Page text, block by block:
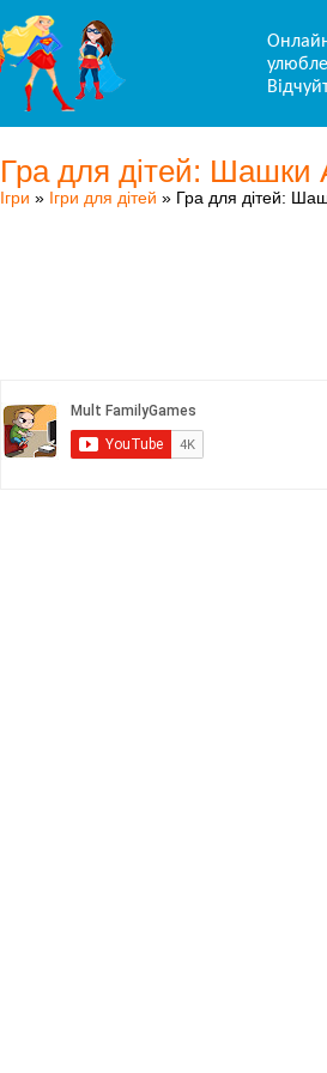
Гра для дітей: Шашки
Ігри » Ігри для дітей » Гра для дітей: